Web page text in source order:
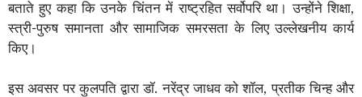
बताते हुए कहा कि उनके चिंतन में राष्ट्रहित सर्वोपरि था। उन्होंने शिक्षा,
स्त्री-पुरुष समानता और सामाजिक समरसता के लिए उल्लेखनीय कार्य
किए।
इस अवसर पर कुलपति द्वारा डॉ. नरेंद्र जाधव को शॉल, प्रतीक चिन्ह और